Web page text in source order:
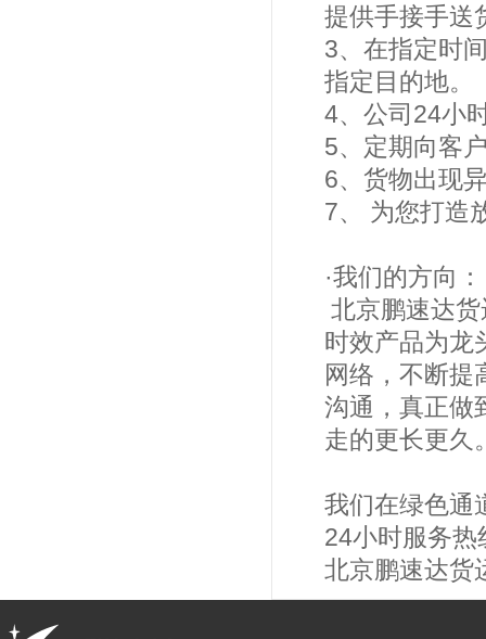
提供手接手
3、在指定时
指定目的地。
4、公司24小
5、定期向客
6、货物出现
7、 为您打造
·我们的方向
北京鹏速达
时效产品为龙
网络，不断提
沟通，真正做
走的更长更
我们在绿色通
24小时服务
北京鹏速达货